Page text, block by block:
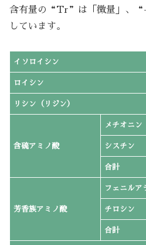
含有量の“Tr”は「微量」、
しています。
イソロイシン
ロイシン
リシン（リジン）
含硫アミノ酸
メチオニン
シスチン
合計
芳香族アミノ酸
フェニルア
チロシン
合計